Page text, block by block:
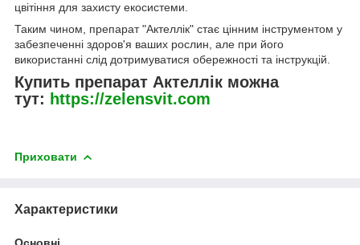
цвітіння для захисту екосистеми.
Таким чином, препарат "Актеллік" стає цінним інструментом у
забезпеченні здоров'я ваших рослин, але при його
використанні слід дотримуватися обережності та інструкцій.
Купить препарат Актеллік можна
тут: https://zelensvit.com
Приховати
Характеристики
Основні